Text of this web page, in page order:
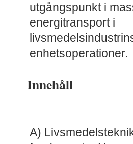
utgångspunkt i
energitransport i
enhetsoperationer.
Innehåll
A)